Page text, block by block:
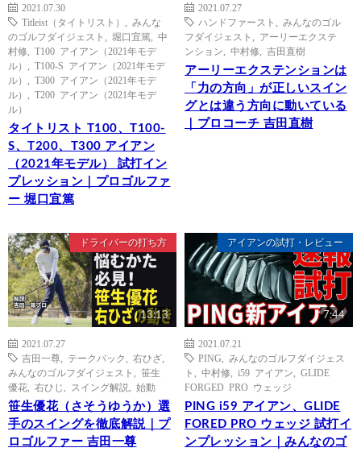
2021.07.30
Titleist（タイトリスト）
みんな
のゴルフダイジェスト
堀口宜篤
中
村修
T100 アイアン（2021年モデ
ル）
T100-S アイアン（2021年モデ
ル）
T300 アイアン（2021年モデ
ル）
T200 アイアン（2021年モデ
ル）
タイトリスト T100、T100-
S、T200、T300 アイアン
（2021年モデル） 試打イン
プレッション｜プロゴルファ
ー 堀口宜篤
2021.07.27
ハンドファースト
みんなのゴル
フダイジェスト
アーリーエクステ
ンション
中村修 吉田直樹
アーリーエクステンションは
「力の方向」が正しいスイン
グとは違う方向に動いている
｜プロコーチ 吉田直樹
ドライバーの打ち方
13:13
2021.07.27
吉田一尊
テークバック 右ひざ
みんなのゴルフダイジェスト
笹生
優花
右ひじ スイング解説 始動
笹生優花（さそうゆうか）選
手のスイングを徹底解説｜プ
ロゴルファー 吉田一尊
アイアンの試打・レビュー
7:44
2021.07.21
PING
みんなのゴルフダイジェス
ト
中村修 i59 アイアン
GLIDE
FORGED PRO ウェッジ
PING i59 アイアン、GLIDE
FORED PRO ウェッジ 試打イ
ンプレッション｜みんなのゴ